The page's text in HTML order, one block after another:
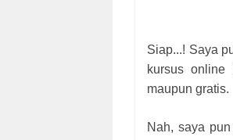
Siap...! Saya
kursus online
maupun gratis.
Nah, saya